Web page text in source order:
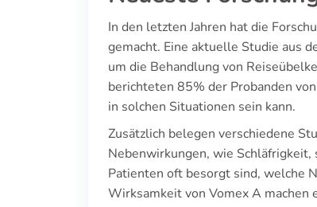
In den letzten Jahren hat die
gemacht. Eine aktuelle Studie aus
um die Behandlung von
berichteten 85% der Probanden
in solchen Situationen sein kann.
Zusätzlich belegen verschiedene
Nebenwirkungen, wie
Patienten oft besorgt sind, welche
Wirksamkeit von Vomex A